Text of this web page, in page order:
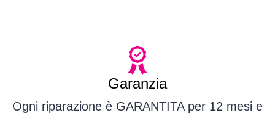
Garanzia
Ogni riparazione è GARANTITA per 12 mesi e